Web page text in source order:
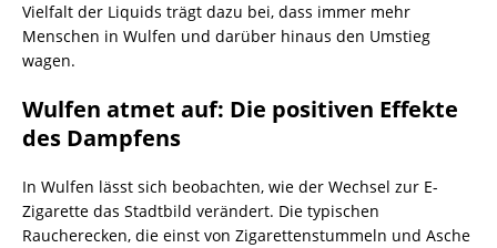
Vielfalt der Liquids trägt dazu bei, dass immer mehr
Menschen in Wulfen und darüber hinaus den Umstieg
wagen.
Wulfen atmet auf: Die positiven Effekte
des Dampfens
In Wulfen lässt sich beobachten, wie der Wechsel zur E-
Zigarette das Stadtbild verändert. Die typischen
Raucherecken, die einst von Zigarettenstummeln und Asche